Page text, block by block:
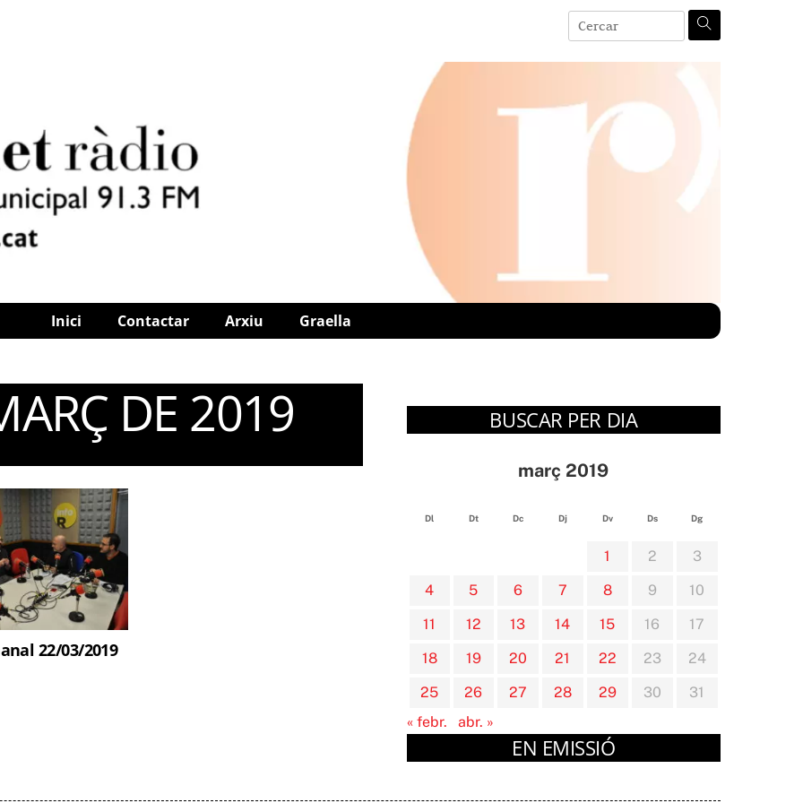
Inici Contactar Arxiu Graella
DE 2019
22/03/2019
BUSCAR PER DIA
març 2019
Dl Dt Dc Dj Dv Ds Dg
1 2
3
4
5 6 7 8 9
10
11
12 13 14 15 16
17
18
19 20 21 22 23
24
25
26 27 28 29 30
31
« febr.
abr. »
EN EMISSIÓ